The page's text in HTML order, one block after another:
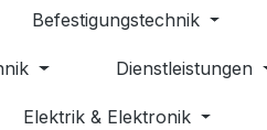
Befestigungstechnik
Dienstleistungen
Elektrik & Elektronik